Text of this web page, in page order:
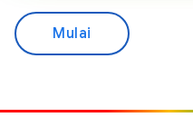
Mulai